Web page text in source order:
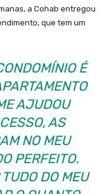
a Cohab entregou
que tem um
É
AJUDOU
AS
NO MEU
PERFEITO.
DO MEU